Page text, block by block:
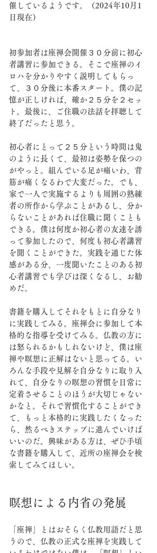
催しているようです。（2024年10月1
日現在）
初参加者は座禅会開催３０分前に初心
者講習に参加できる。そこで座禅のイ
ロハを分かりやすく説明してもらっ
て、３０分後に本番スタート。僕の記
憶が正しければ、確か２５分を２セッ
ト。最後に、ご住職の法話を拝聴して
終了だったと思う。
初心者にとって２５分という時間は鬼
のように長くて、最初は姿勢を保つの
がやっと。組んでいる足が痛いわ、背
筋が痛くなるわで大変だった。でも、
家で一人で実施するよりも周囲の熟練
者の所作から学ぶことがあるし、分か
らないことがあれば住職に聞くことも
できる。僕は何度か初心者の友達を誘
って参加したので、何度も初心者講習
を聞くことができた。実践を通じた体
感がある分、一度聞いたことのある初
心者講習でも学びは深くなるし、お勧
めだ。
書籍を購入してそれをもとに自分なり
に実践してみる。座禅会に参加して本
格的な指導を受けてみる。仏教の方に
は怒られるかもしれないけど、僕は座
禅や瞑想に正解はないと思ってる。い
ろんな手段や見解を自分なりに取り入
れて、自分なりの瞑想の習慣を日常に
定着させることのほうが大切じゃない
かなと。それで習慣化することができ
て、もっと本格的に実践したくなった
ら、然るべきステップに進んでいけば
いいのだ。興味がある方は、ぜひ手頃
な書籍を購入して、近所の座禅会を検
索してみてほしい。
瞑想による内省の発展
「座禅」とはおそらく仏教用語だと思
うので、仏教の正式な座禅を実践して